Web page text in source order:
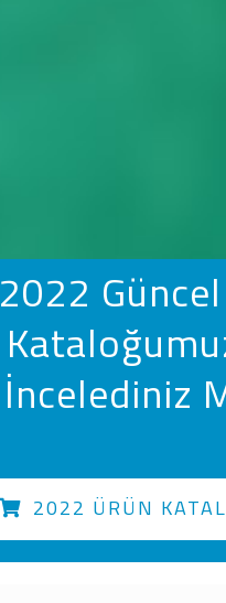
2022
İncelediniz
2022 ÜRÜN